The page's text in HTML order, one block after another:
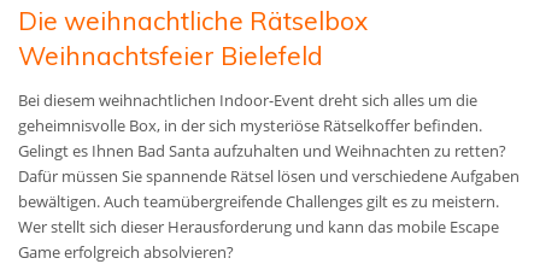
Die weihnachtliche Rätselbox
Weihnachtsfeier Bielefeld
Bei diesem weihnachtlichen Indoor-Event dreht sich alles um die
geheimnisvolle Box, in der sich mysteriöse Rätselkoffer befinden.
Gelingt es Ihnen Bad Santa aufzuhalten und Weihnachten zu retten?
Dafür müssen Sie spannende Rätsel lösen und verschiedene Aufgaben
bewältigen. Auch teamübergreifende Challenges gilt es zu meistern.
Wer stellt sich dieser Herausforderung und kann das mobile Escape
Game erfolgreich absolvieren?